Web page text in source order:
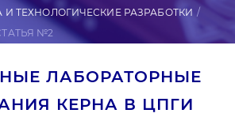
И ТЕХНОЛОГИЧЕСКИЕ РАЗРАБОТКИ
№2
ЛАБОРАТОРНЫЕ
КЕРНА В ЦПГИ